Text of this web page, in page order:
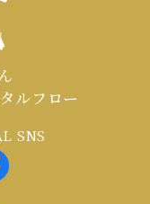
ルフロー
SNS